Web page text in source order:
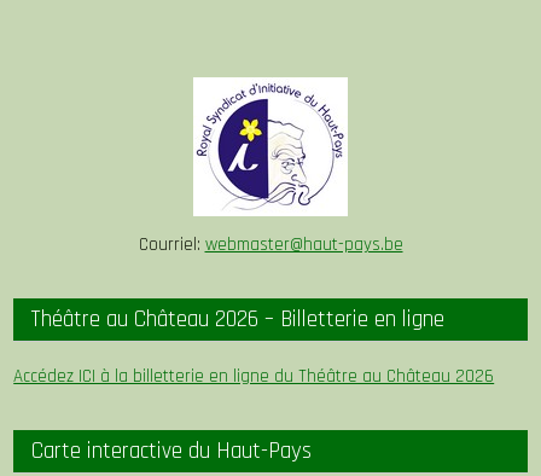
Courriel: webmaster@haut-pays.be
Théâtre au Château 2026 – Billetterie en ligne
Accédez ICI à la billetterie en ligne du Théâtre au Château 2026
Carte interactive du Haut-Pays